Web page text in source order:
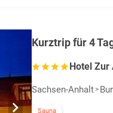
Kurztrip für 4
Hotel Zur
Sachsen-Anhalt
Sauna